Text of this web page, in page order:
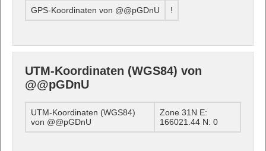
GPS-Koordinaten von @@pGDnU !
UTM-Koordinaten (WGS84) von
@@pGDnU
UTM-Koordinaten (WGS84)
von @@pGDnU
Zone 31N E:
166021.44 N: 0